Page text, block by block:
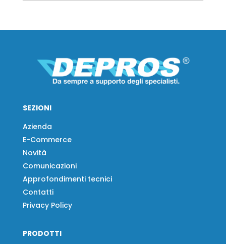
SEZIONI
Azienda
E-Commerce
Novità
Comunicazioni
Approfondimenti tecnici
Contatti
Privacy Policy
PRODOTTI